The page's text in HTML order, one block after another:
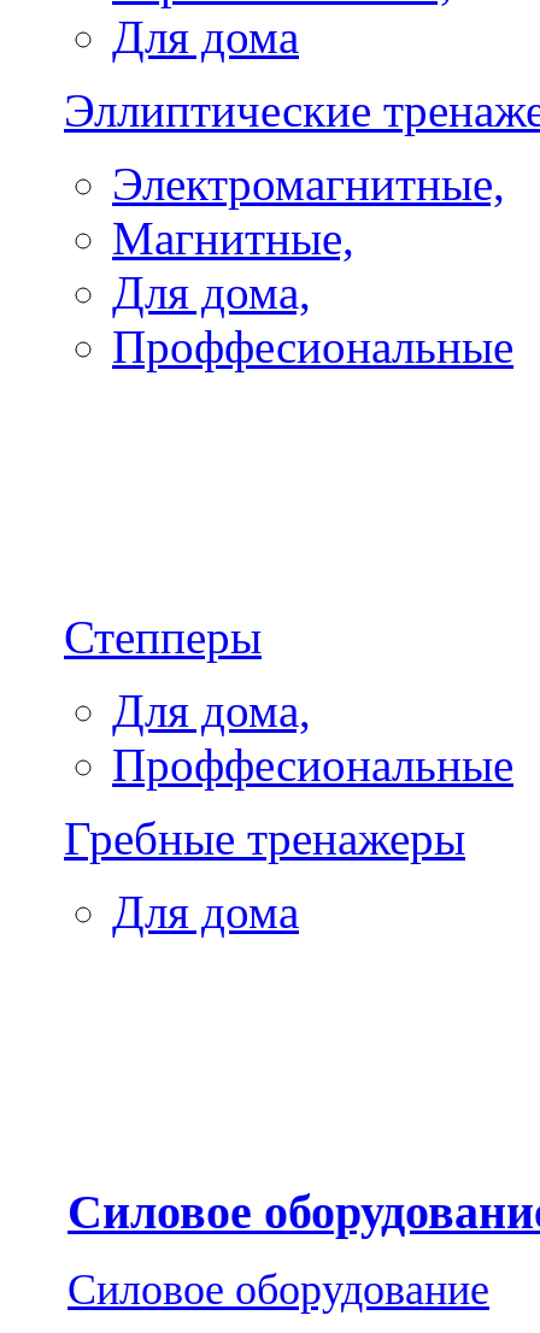
Для дома
Эллиптические
Электромагнитные,
Магнитные,
Для дома,
Проффесиональные
Степперы
Для дома,
Проффесиональные
Гребные тренажеры
Для дома
Силовое
Силовое оборудование